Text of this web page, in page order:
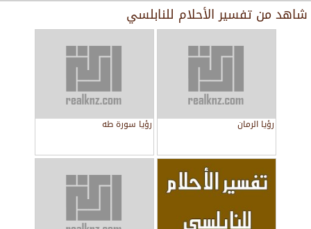
شاهد من تفسير الأحلام للنابلسي
رؤيا الرمان رؤيا سورة طه